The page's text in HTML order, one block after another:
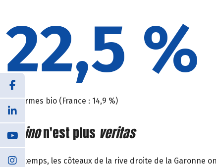
22,5 %
de fermes bio (France : 14,9 %)
In vinon'est plus veritas
Longtemps, les côteaux de la rive droite de la Garonne